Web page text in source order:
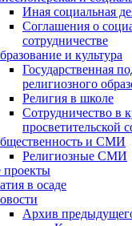
Иная социальная
Соглашения о
сотрудничестве
и культура
Государственная
религиозного
Религия в школе
Сотрудничество в
просветительской
и СМИ
Религиозные СМИ
проекты
в осаде
Архив